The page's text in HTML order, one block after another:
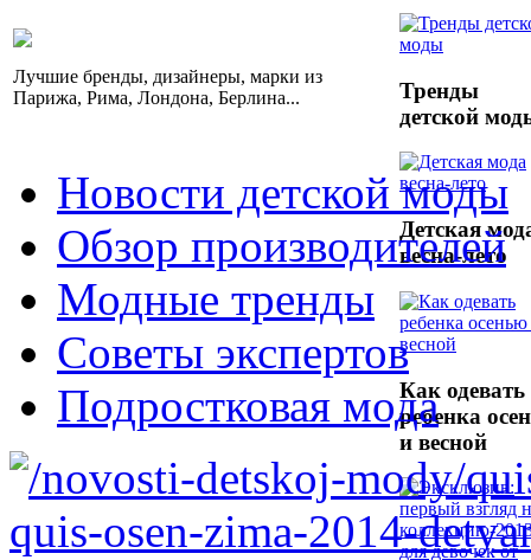
Лучшие бренды, дизайнеры, марки из
Парижа, Рима, Лондона, Берлина...
Тренды
детской
Детская
весна-лето
Как одевать
ребенка
и весной
Новости детской моды
Обзор производителей
Модные тренды
Советы экспертов
Подростковая мода